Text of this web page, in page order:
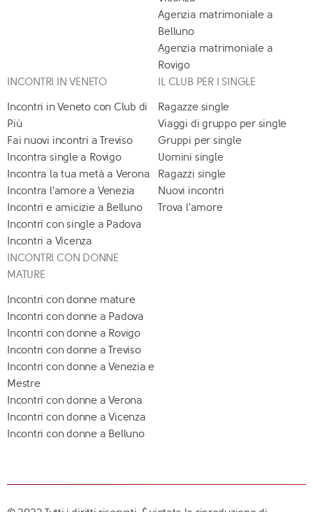
Agenzia matrimoniale a
Belluno
Agenzia matrimoniale a
Rovigo
INCONTRI IN VENETO
Incontri in Veneto con Club di
Più
Fai nuovi incontri a Treviso
Incontra single a Rovigo
Incontra la tua metà a Verona
Incontra l'amore a Venezia
Incontri e amicizie a Belluno
Incontri con single a Padova
Incontri a Vicenza
IL CLUB PER I SINGLE
Ragazze single
Viaggi di gruppo per single
Gruppi per single
Uomini single
Ragazzi single
Nuovi incontri
Trova l'amore
INCONTRI CON DONNE
MATURE
Incontri con donne mature
Incontri con donne a Padova
Incontri con donne a Rovigo
Incontri con donne a Treviso
Incontri con donne a Venezia e
Mestre
Incontri con donne a Verona
Incontri con donne a Vicenza
Incontri con donne a Belluno